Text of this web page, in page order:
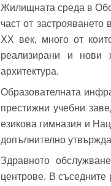
Жилищната среда в
част от
XX век, много от
реализирани и нови
архитектура.
Образователната
престижни учебни
езикова гимназия и
допълнително
Здравното
центрове. В